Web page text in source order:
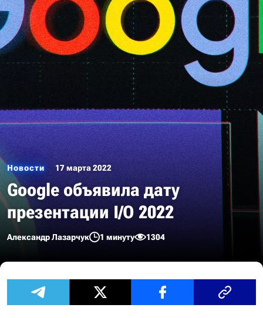
Новости 17 марта 2022
Google объявила дату
презентации I/O 2022
Александр Лазарчук 1 минуту 1304